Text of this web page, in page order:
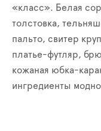
«класс». Белая
толстовка,
пальто, свитер
платье-футляр,
кожаная юбка-
ингредиенты